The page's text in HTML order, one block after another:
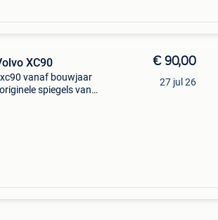
XC90
vanaf bouwjaar
spiegels van
€ 90,00
27 jul 26